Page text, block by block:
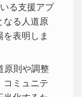
る支援アプ
なる人道原
表明しま
原則や調整
コミュニテ